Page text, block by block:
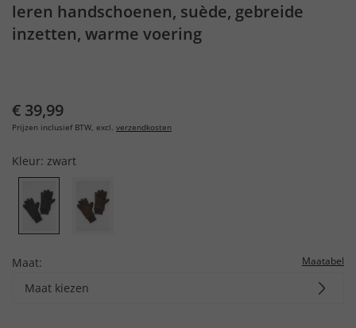
leren handschoenen, suède, gebreide
inzetten, warme voering
€ 39,99
Prijzen inclusief BTW, excl. verzendkosten
Kleur: zwart
Maat: Maatabel
Maat kiezen